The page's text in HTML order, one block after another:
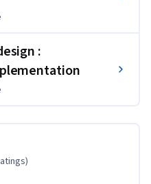
témoignage dans les
compétences pour
publique s’appuyant sur
que soient le domaine
:
)